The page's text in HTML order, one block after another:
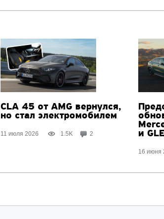
CLA 45 от AMG вернулся,
но стал электромобилем
11 июля 2026 1.5K 2
и
16 июня